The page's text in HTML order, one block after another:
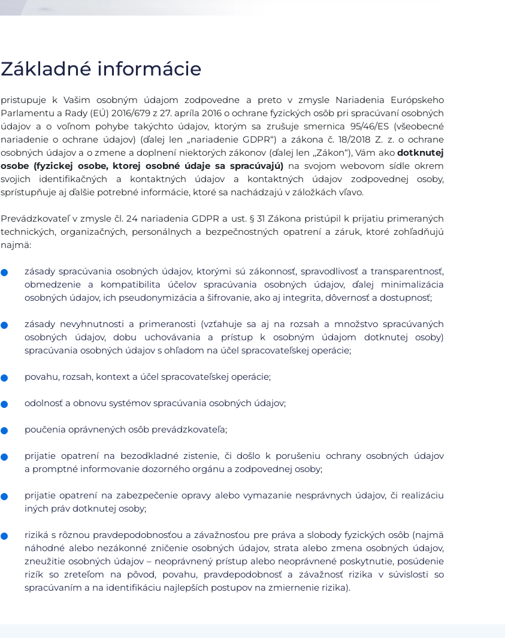
Základné informácie
pristupuje k Vašim osobným údajom zodpovedne a preto v zmysle Nariadenia Európskeho
Parlamentu a Rady (EÚ) 2016/679 z 27. apríla 2016 o ochrane fyzických osôb pri spracúvaní osobných
údajov a o voľnom pohybe takýchto údajov, ktorým sa zrušuje smernica 95/46/ES (všeobecné
nariadenie o ochrane údajov) (ďalej len „nariadenie GDPR“) a zákona č. 18/2018 Z. z. o ochrane
osobných údajov a o zmene a doplnení niektorých zákonov (ďalej len ,,Zákon“), Vám ako dotknutej
osobe (fyzickej osobe, ktorej osobné údaje sa spracúvajú)na svojom webovom sídle okrem
svojich identifikačných a kontaktných údajov a kontaktných údajov zodpovednej osoby,
sprístupňuje aj ďalšie potrebné informácie, ktoré sa nachádzajú v záložkách vľavo.
Prevádzkovateľ v zmysle čl. 24 nariadenia GDPR a ust. § 31 Zákona pristúpil k prijatiu primeraných
technických, organizačných, personálnych a bezpečnostných opatrení a záruk, ktoré zohľadňujú
najmä:
zásady spracúvania osobných údajov, ktorými sú zákonnosť, spravodlivosť a transparentnosť,
obmedzenie a kompatibilita účelov spracúvania osobných údajov, ďalej minimalizácia
osobných údajov, ich pseudonymizácia a šifrovanie, ako aj integrita, dôvernosť a dostupnosť;
zásady nevyhnutnosti a primeranosti (vzťahuje sa aj na rozsah a množstvo spracúvaných
osobných údajov, dobu uchovávania a prístup k osobným údajom dotknutej osoby)
spracúvania osobných údajov s ohľadom na účel spracovateľskej operácie;
povahu, rozsah, kontext a účel spracovateľskej operácie;
odolnosť a obnovu systémov spracúvania osobných údajov;
poučenia oprávnených osôb prevádzkovateľa;
prijatie opatrení na bezodkladné zistenie, či došlo k porušeniu ochrany osobných údajov
a promptné informovanie dozorného orgánu a zodpovednej osoby;
prijatie opatrení na zabezpečenie opravy alebo vymazanie nesprávnych údajov, či realizáciu
iných práv dotknutej osoby;
riziká s rôznou pravdepodobnosťou a závažnosťou pre práva a slobody fyzických osôb (najmä
náhodné alebo nezákonné zničenie osobných údajov, strata alebo zmena osobných údajov,
zneužitie osobných údajov – neoprávnený prístup alebo neoprávnené poskytnutie, posúdenie
rizík so zreteľom na pôvod, povahu, pravdepodobnosť a závažnosť rizika v súvislosti so
spracúvaním a na identifikáciu najlepších postupov na zmiernenie rizika).